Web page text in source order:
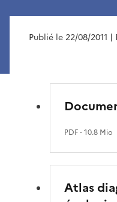
Publié le 22/08/2011 |
PDF- 10.8 Mio
Atlas